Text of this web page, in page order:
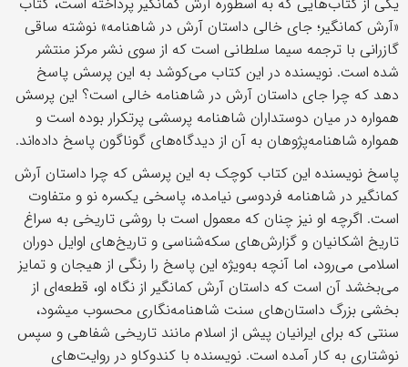
«آرش کمانگیر؛ جای خالی داستان آرش در شاهنامه» نوشته ساقی
گازرانی با ترجمه سیما سلطانی است که از سوی نشر مرکز منتشر
شده است. نویسنده در این کتاب می‌کوشد به این پرسش پاسخ
دهد که چرا جای داستان آرش در شاهنامه خالی است؟ این پرسش
همواره در میان دوستداران شاهنامه پرسشی پرتکرار بوده است و
همواره شاهنامه‌پژوهان به آن از دیدگاه‌های گوناگون پاسخ داده‌اند.
پاسخ نویسنده این کتاب کوچک به این پرسش که چرا داستان آرش
کمانگیر در شاهنامه فردوسی نیامده، پاسخی یکسره نو و متفاوت
است. اگرچه او نیز چنان که معمول است با روشی تاریخی به سراغ
تاریخ اشکانیان و گزارش‌های سکه‌شناسی و تاریخ‌های اوایل دوران
اسلامی می‌رود، اما آنچه به‌ویژه این پاسخ را رنگی از هیجان و تمایز
می‌بخشد آن است که داستان آرش کمانگیر از نگاه او، قطعه‌ای از
بخشی بزرگ داستان‌های سنت شاهنامه‌نگاری محسوب میشود،
سنتی که برای ایرانیان پیش از اسلام مانند تاریخی شفاهی و سپس
نوشتاری به کار آمده است. نویسنده با کندوکاو در روایت‌های